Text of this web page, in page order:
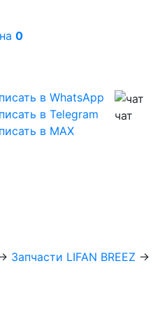
0
в WhatsApp
в Telegram
в MAX
чат
Запчасти LIFAN BREEZ →